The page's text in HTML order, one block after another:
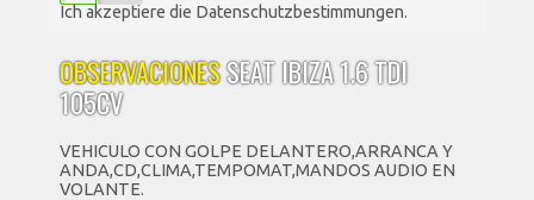
Ich akzeptiere die Datenschutzbestimmungen.
OBSERVACIONESSEAT IBIZA 1.6 TDI
105CV
VEHICULO CON GOLPE DELANTERO,ARRANCA Y
ANDA,CD,CLIMA,TEMPOMAT,MANDOS AUDIO EN
VOLANTE.